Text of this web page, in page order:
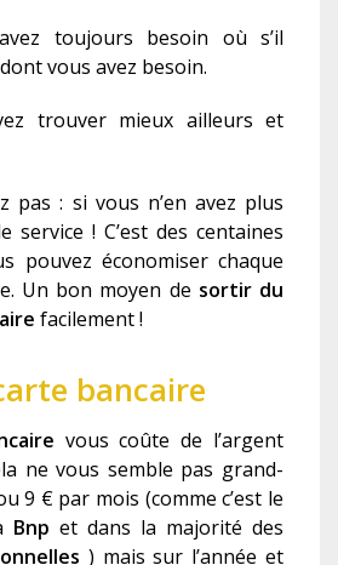
toujours besoin où s’il
vous avez besoin.
trouver mieux ailleurs et
pas : si vous n’en avez plus
service ! C’est des centaines
pouvez économiser chaque
Un bon moyen de sortir du
facilement !
bancaire
vous coûte de l’argent
ne vous semble pas grand-
9 € par mois (comme c’est le
Bnp et dans la majorité des
) mais sur l’année et